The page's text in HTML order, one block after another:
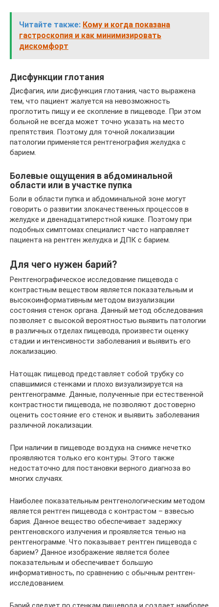
Читайте также: Кому и когда показана
гастроскопия и как минимизировать
дискомфорт
Дисфункции глотания
Дисфагия, или дисфункция глотания, часто выражена
тем, что пациент жалуется на невозможность
проглотить пищу и ее скопление в пищеводе. При этом
больной не всегда может точно указать на место
препятствия. Поэтому для точной локализации
патологии применяется рентгенография желудка с
барием.
Болевые ощущения в абдоминальной
области или в участке пупка
Боли в области пупка и абдоминальной зоне могут
говорить о развитии злокачественных процессов в
желудке и двенадцатиперстной кишке. Поэтому при
подобных симптомах специалист часто направляет
пациента на рентген желудка и ДПК с барием.
Для чего нужен барий?
Рентгенографическое исследование пищевода с
контрастным веществом является показательным и
высокоинформативным методом визуализации
состояния стенок органа. Данный метод обследования
позволяет с высокой вероятностью выявить патологии
в различных отделах пищевода, произвести оценку
стадии и интенсивности заболевания и выявить его
локализацию.
Натощак пищевод представляет собой трубку со
спавшимися стенками и плохо визуализируется на
рентгенограмме. Данные, полученные при естественной
контрастности пищевода, не позволяют достоверно
оценить состояние его стенок и выявить заболевания
различной локализации.
При наличии в пищеводе воздуха на снимке нечетко
проявляются только его контуры. Этого также
недостаточно для постановки верного диагноза во
многих случаях.
Наиболее показательным рентгенологическим методом
является рентген пищевода с контрастом – взвесью
бария. Данное вещество обеспечивает задержку
рентгеновского излучения и проявляется тенью на
рентгенограмме. Что показывает рентген пищевода с
барием? Данное изображение является более
показательным и обеспечивает большую
информативность, по сравнению с обычным рентген-
исследованием.